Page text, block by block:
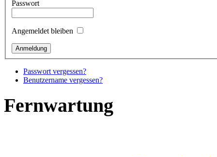
Passwort
Angemeldet bleiben
Passwort vergessen?
Benutzername vergessen?
Fernwartung